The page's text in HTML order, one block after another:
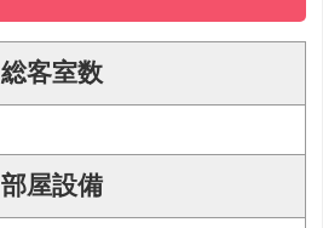
総客室数
部屋設備